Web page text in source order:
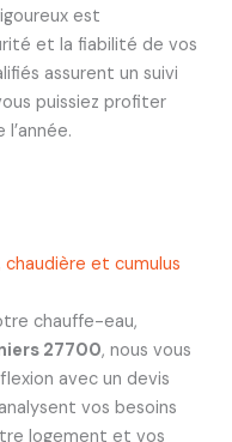
est
et la fiabilité de vos
assurent un suivi
puissiez profiter
et cumulus
chauffe-eau,
27700, nous vous
avec un devis
vos besoins
logement et vos